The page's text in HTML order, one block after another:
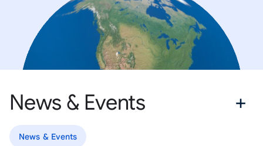
News & Events
News & Events